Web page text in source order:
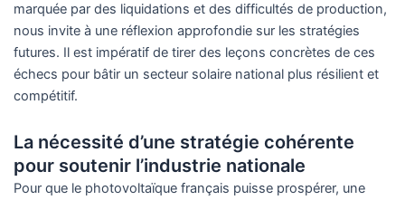
marquée par des liquidations et des difficultés de production,
nous invite à une réflexion approfondie sur les stratégies
futures. Il est impératif de tirer des leçons concrètes de ces
échecs pour bâtir un secteur solaire national plus résilient et
compétitif.
La nécessité d’une stratégie cohérente
pour soutenir l’industrie nationale
Pour que le photovoltaïque français puisse prospérer, une